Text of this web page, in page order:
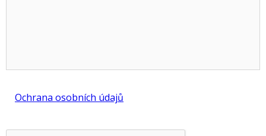
Ochrana osobních údajů